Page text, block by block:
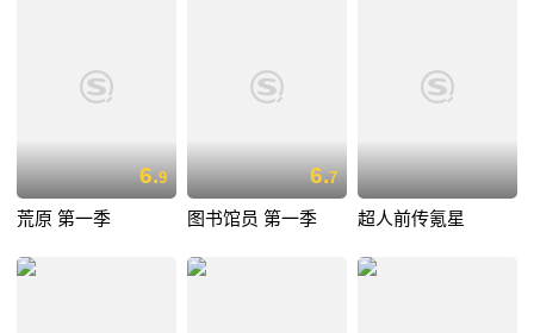
6.9
荒原 第一季
6.7
图书馆员 第一季 超人前传氪星